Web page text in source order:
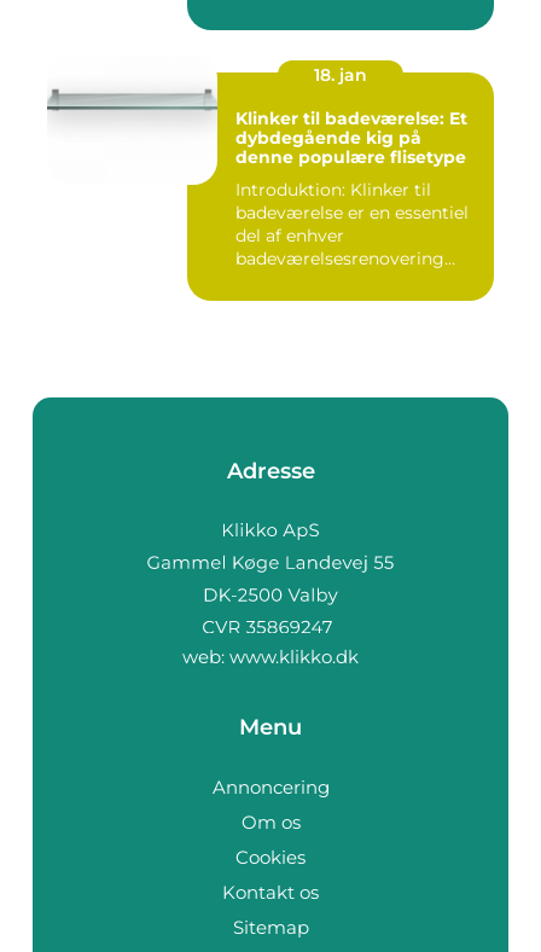
18. jan
Klinker til badeværelse: Et
dybdegående kig på
denne populære flisetype
Introduktion: Klinker til
badeværelse er en essentiel
del af enhver
badeværelsesrenovering
Adresse
web: www.klikko.dk
Menu
Annoncering
Om os
Cookies
Kontakt os
Sitemap